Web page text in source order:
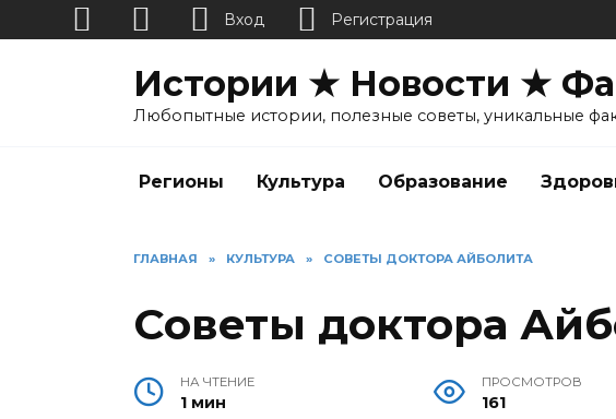
Истории ★ Новости ★
Любопытные истории, полезные советы, уникальные
Регионы Культура Образование
ГЛАВНАЯ » КУЛЬТУРА » СОВЕТЫ ДОКТОРА АЙБОЛИТА
Советы доктора
НА ЧТЕНИЕ
1 мин
ПРОСМОТРОВ
161
Вход Регистрация